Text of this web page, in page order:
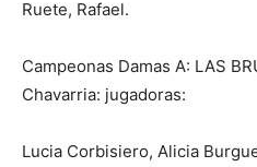
Ruete, Rafael.
Campeonas Damas A: LAS
Chavarria: jugadoras:
Lucia Corbisiero, Alicia